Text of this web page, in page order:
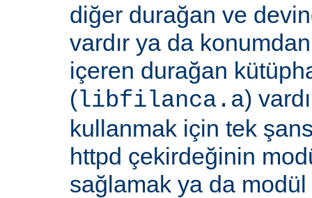
diğer durağan ve
vardır ya da
içeren durağan
(libfilanca.a)
kullanmak için tek
httpd çekirdeğinin
sağlamak ya da